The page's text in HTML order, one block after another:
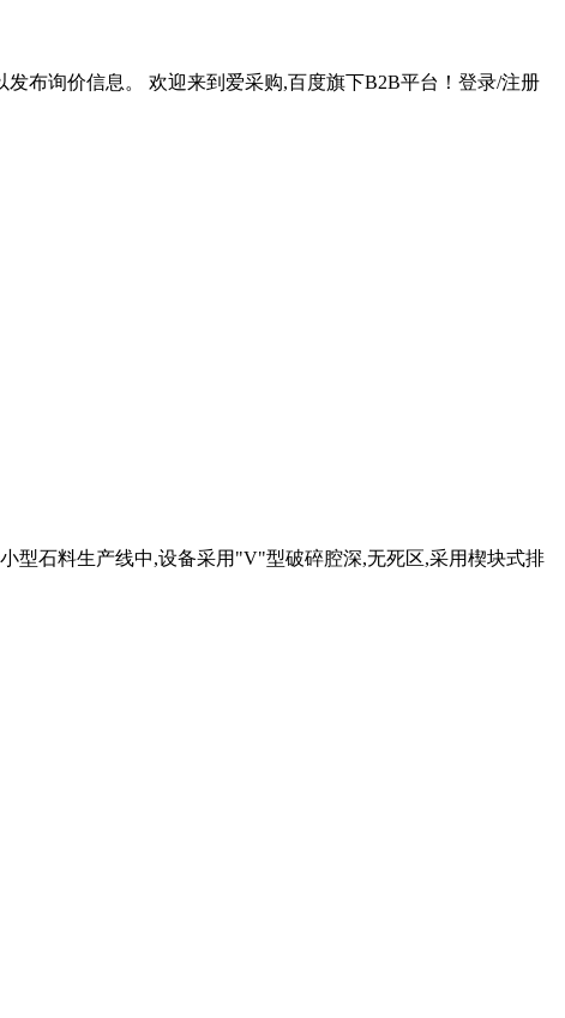
布询价信息。 欢迎来到爱采购,百度旗下B2B平台！登录/注册
型石料生产线中,设备采用"V"型破碎腔深,无死区,采用楔块式排